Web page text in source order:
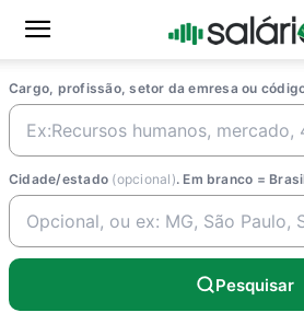
Cargo, profissão, setor da emresa ou
Cidade/estado (opcional). Em branco =
Pesquisar